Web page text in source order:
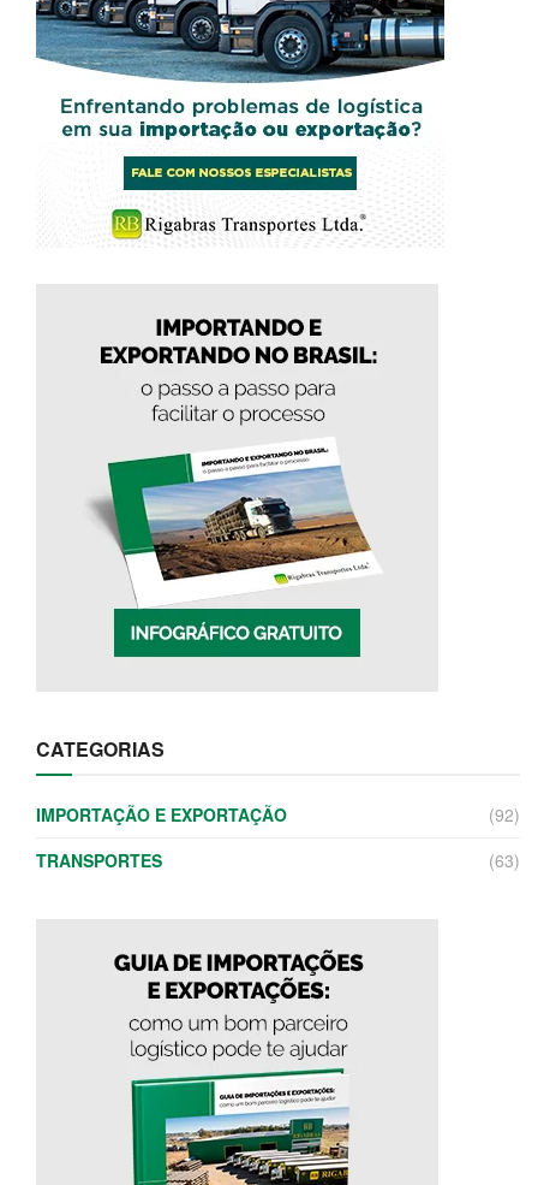
CATEGORIAS
IMPORTAÇÃO E EXPORTAÇÃO
(92)
TRANSPORTES
(63)